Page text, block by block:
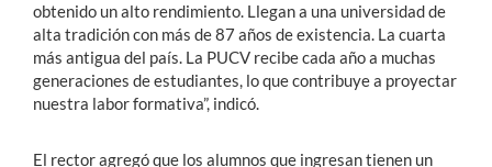
obtenido un alto rendimiento. Llegan a una universidad de
alta tradición con más de 87 años de existencia. La cuarta
más antigua del país. La PUCV recibe cada año a muchas
generaciones de estudiantes, lo que contribuye a proyectar
nuestra labor formativa”, indicó.
El rector agregó que los alumnos que ingresan tienen un